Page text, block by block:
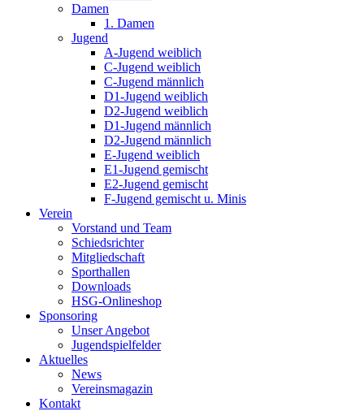
Damen
1. Damen
Jugend
A-Jugend weiblich
C-Jugend weiblich
C-Jugend männlich
D1-Jugend weiblich
D2-Jugend weiblich
D1-Jugend männlich
D2-Jugend männlich
E-Jugend weiblich
E1-Jugend gemischt
E2-Jugend gemischt
F-Jugend gemischt u. Minis
Verein
Vorstand und Team
Schiedsrichter
Mitgliedschaft
Sporthallen
Downloads
HSG-Onlineshop
Sponsoring
Unser Angebot
Jugendspielfelder
Aktuelles
News
Vereinsmagazin
Kontakt